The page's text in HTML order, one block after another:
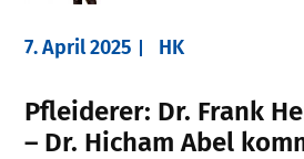
7. April 2025 HK
Pfleiderer: Dr. Frank
– Dr. Hicham Abel